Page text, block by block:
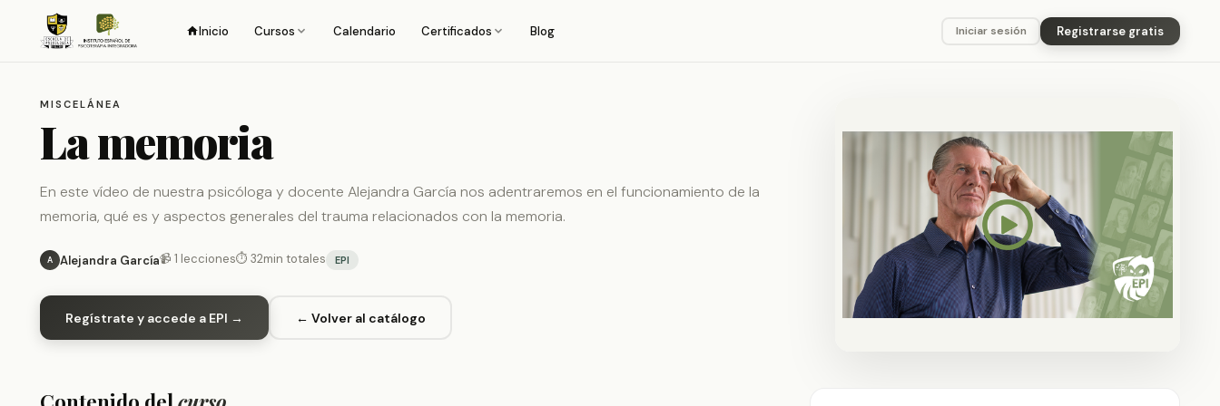
Inicio Cursos Calendario Certificados Blog Iniciar sesión Registrarse gratis
MISCELÁNEA
La memoria
En este vídeo de nuestra psicóloga y docente Alejandra García nos adentraremos en el funcionamiento de la
memoria, qué es y aspectos generales del trauma relacionados con la memoria.
A Alejandra García📹 1 lecciones⏱ 32min totales EPI
Regístrate y accede a EPI → ← Volver al catálogo